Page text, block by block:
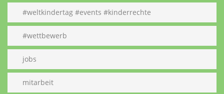
#weltkindertag #events #kinderrechte
#wettbewerb
jobs
mitarbeit